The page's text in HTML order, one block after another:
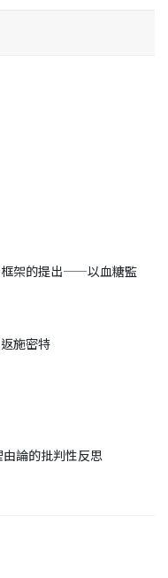
框架的提出——以血糖監
施密特
論的批判性反思